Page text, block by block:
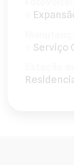
Serviço